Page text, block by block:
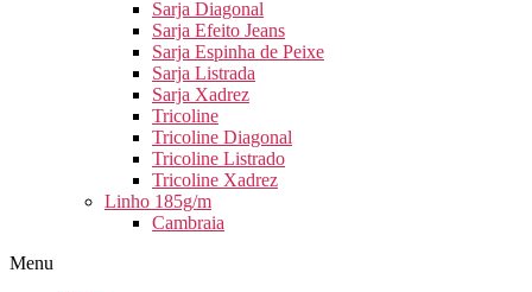
Sarja Diagonal
Sarja Efeito Jeans
Sarja Espinha de Peixe
Sarja Listrada
Sarja Xadrez
Tricoline
Tricoline Diagonal
Tricoline Listrado
Tricoline Xadrez
Linho 185g/m
Cambraia
Menu